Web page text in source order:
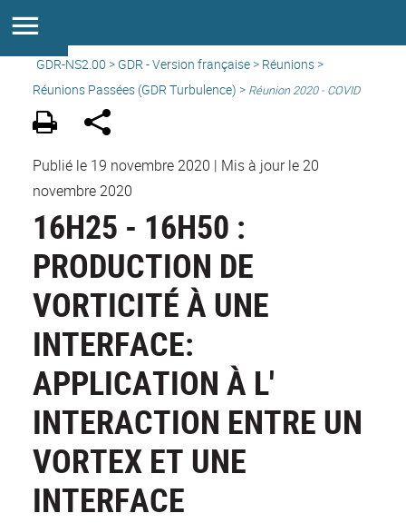
GDR-NS2.00 > GDR - Version française> Réunions>
Réunions Passées (GDR Turbulence) > Réunion 2020 - COVID
Publié le 19 novembre 2020 | Mis à jour le 20
novembre 2020
16H25 - 16H50 :
PRODUCTION DE
VORTICITÉ À UNE
INTERFACE:
APPLICATION À L'
INTERACTION ENTRE UN
VORTEX ET UNE
INTERFACE